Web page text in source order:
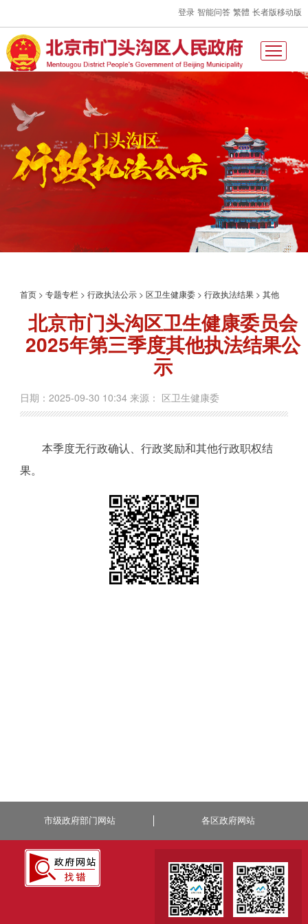
登录 智能问答 繁體 长者版移动版
首页 >专题专栏 >行政执法公示 >区卫生健康委 >行政执法结果 >其他
北京市门头沟区卫生健康委员会
2025年第三季度其他执法结果公
示
日期：2025-09-30 10:34 来源： 区卫生健康委
本季度无行政确认、行政奖励和其他行政职权结
果。
市级政府部门网站 各区政府网站